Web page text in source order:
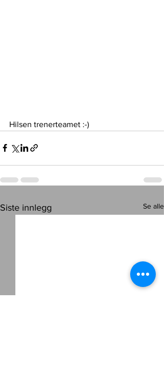
Hilsen trenerteamet :-)
Siste innlegg Se alle